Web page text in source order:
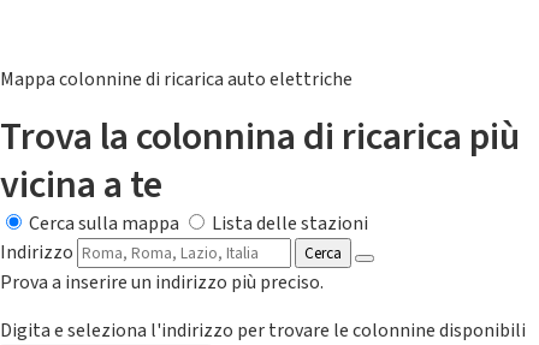
Mappa colonnine di ricarica auto elettriche
Trova la colonnina di ricarica più
vicina a te
Cerca sulla mappa
Lista delle stazioni
Indirizzo
Cerca
Prova a inserire un indirizzo più preciso.
Digita e seleziona l'indirizzo per trovare le colonnine disponibili